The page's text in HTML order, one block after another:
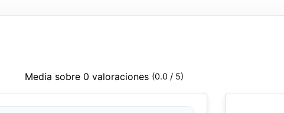
Media sobre 0 valoraciones (0.0 / 5)